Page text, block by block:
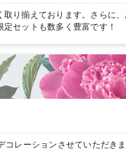
り揃えております。さらに
セットも数多く豊富です！
レーションさせていただき